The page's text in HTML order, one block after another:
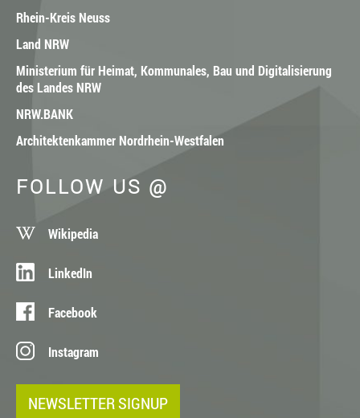
Rhein-Kreis Neuss
Land NRW
Ministerium für Heimat, Kommunales, Bau und Digitalisierung
des Landes NRW
NRW.BANK
Architektenkammer Nordrhein-Westfalen
FOLLOW US @
Wikipedia
LinkedIn
Facebook
Instagram
NEWSLETTER SIGNUP